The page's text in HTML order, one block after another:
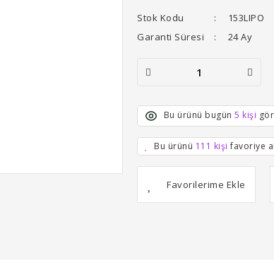
Stok Kodu
153LIPO
Garanti Süresi
24 Ay
Bu ürünü bugün 5 kişi
Bu ürünü 111 kişi favoriye